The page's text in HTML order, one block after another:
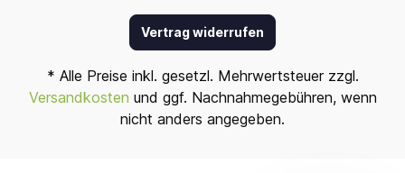
Vertrag widerrufen
* Alle Preise inkl. gesetzl. Mehrwertsteuer zzgl.
Versandkosten und ggf. Nachnahmegebühren, wenn
nicht anders angegeben.